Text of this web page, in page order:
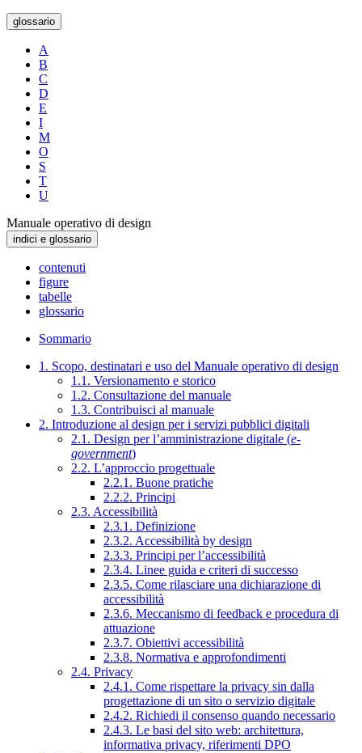
glossario
A
B
C
D
E
I
M
O
S
T
U
Manuale operativo di design
indici e glossario
contenuti
figure
tabelle
glossario
Sommario
1. Scopo, destinatari e uso del Manuale operativo di design
1.1. Versionamento e storico
1.2. Consultazione del manuale
1.3. Contribuisci al manuale
2. Introduzione al design per i servizi pubblici digitali
2.1. Design per l’amministrazione digitale (e-
government)
2.2. L’approccio progettuale
2.2.1. Buone pratiche
2.2.2. Principi
2.3. Accessibilità
2.3.1. Definizione
2.3.2. Accessibilità by design
2.3.3. Principi per l’accessibilità
2.3.4. Linee guida e criteri di successo
2.3.5. Come rilasciare una dichiarazione di
accessibilità
2.3.6. Meccanismo di feedback e procedura di
attuazione
2.3.7. Obiettivi accessibilità
2.3.8. Normativa e approfondimenti
2.4. Privacy
2.4.1. Come rispettare la privacy sin dalla
progettazione di un sito o servizio digitale
2.4.2. Richiedi il consenso quando necessario
2.4.3. Le basi del sito web: architettura,
informativa privacy, riferimenti DPO